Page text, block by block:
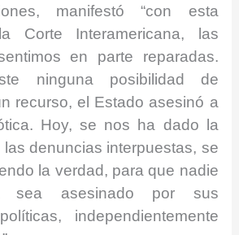
manifestó “con esta
Corte Interamericana, las
en parte reparadas.
ninguna posibilidad de
recurso, el Estado asesinó a
Hoy, se nos ha dado la
denuncias interpuestas, se
la verdad, para que nadie
sea asesinado por sus
independientemente